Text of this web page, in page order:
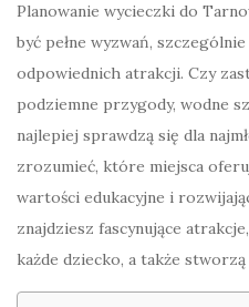
Planowanie wycieczki do
być pełne wyzwań,
odpowiednich atrakcji. Czy
podziemne przygody, wodne
najlepiej sprawdzą się dla
zrozumieć, które miejsca
wartości edukacyjne i
znajdziesz fascynujące
każde dziecko, a także